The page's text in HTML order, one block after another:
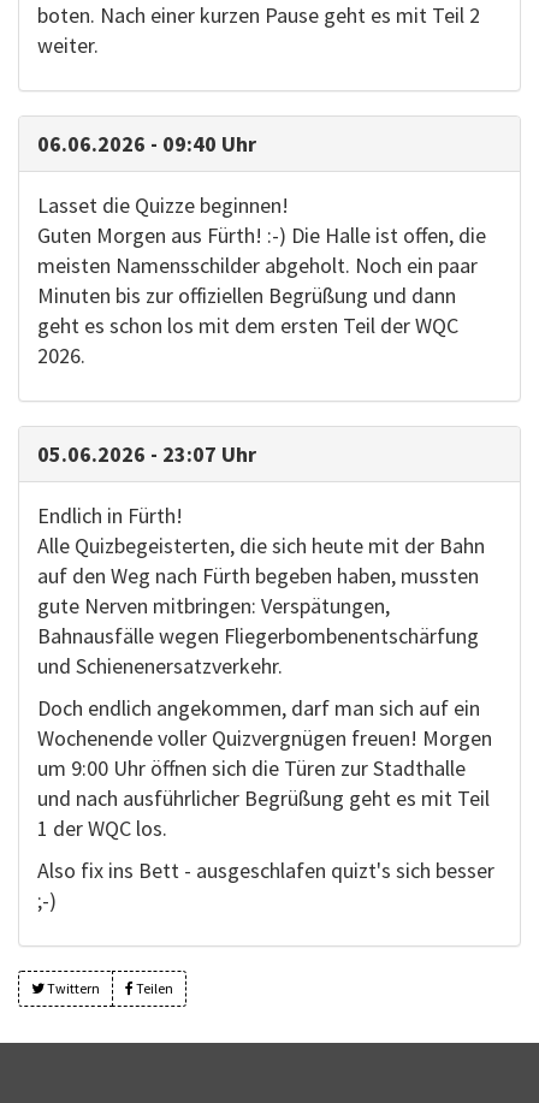
boten. Nach einer kurzen Pause geht es mit Teil 2
weiter.
06.06.2026 - 09:40 Uhr
Lasset die Quizze beginnen!
Guten Morgen aus Fürth! :-) Die Halle ist offen, die
meisten Namensschilder abgeholt. Noch ein paar
Minuten bis zur offiziellen Begrüßung und dann
geht es schon los mit dem ersten Teil der WQC
2026.
05.06.2026 - 23:07 Uhr
Endlich in Fürth!
Alle Quizbegeisterten, die sich heute mit der Bahn
auf den Weg nach Fürth begeben haben, mussten
gute Nerven mitbringen: Verspätungen,
Bahnausfälle wegen Fliegerbombenentschärfung
und Schienenersatzverkehr.
Doch endlich angekommen, darf man sich auf ein
Wochenende voller Quizvergnügen freuen! Morgen
um 9:00 Uhr öffnen sich die Türen zur Stadthalle
und nach ausführlicher Begrüßung geht es mit Teil
1 der WQC los.
Also fix ins Bett - ausgeschlafen quizt's sich besser
;-)
Twittern Teilen